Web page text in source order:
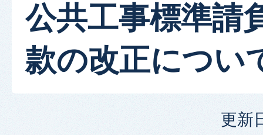
公共工事標準請
款の改正につい
更新